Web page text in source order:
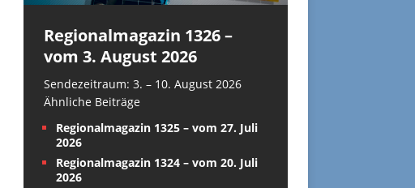
Regionalmagazin 1326 –
vom 3. August 2026
Sendezeitraum: 3. – 10. August 2026
Ähnliche Beiträge
Regionalmagazin 1325 – vom 27. Juli
2026
Regionalmagazin 1324 – vom 20. Juli
2026